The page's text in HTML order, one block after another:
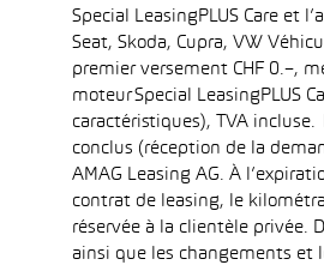
Special LeasingPLUS Care et
Seat, Skoda, Cupra, VW
premier versement CHF 0.–,
moteur Special LeasingPLUS
caractéristiques), TVA
conclus (réception de la
AMAG Leasing AG. À
contrat de leasing, le
réservée à la clientèle privée.
ainsi que les changements et